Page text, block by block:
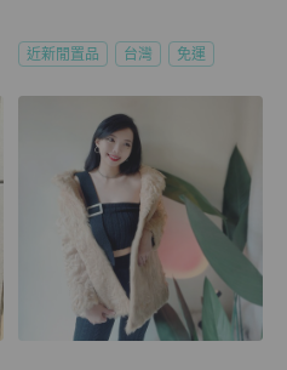
近新閒置品 台灣 免運